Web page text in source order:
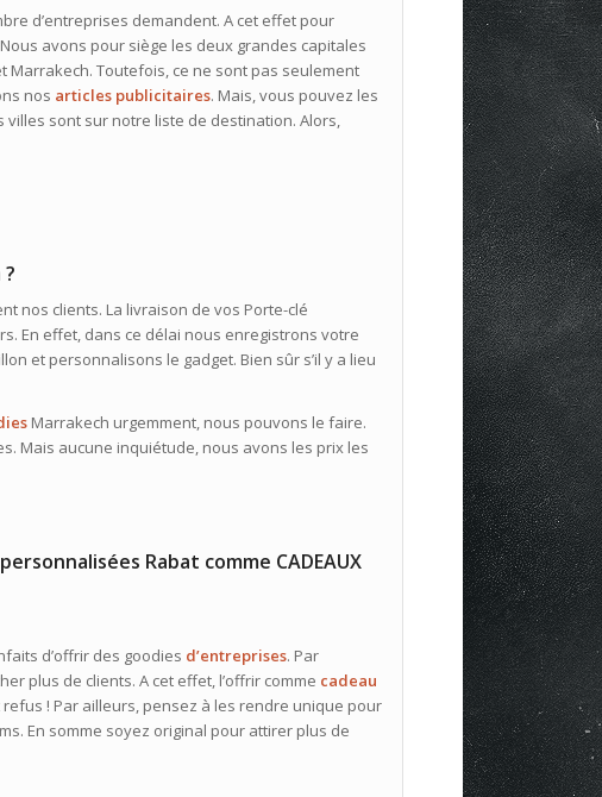
d’entreprises demandent. A cet effet pour
avons pour siège les deux grandes capitales
et Marrakech. Toutefois, ce ne sont pas seulement
nos articles publicitaires. Mais, vous pouvez les
villes sont sur notre liste de destination. Alors,
nos clients. La livraison de vos Porte-clé
En effet, dans ce délai nous enregistrons votre
et personnalisons le gadget. Bien sûr s’il y a lieu
Marrakech urgemment, nous pouvons le faire.
Mais aucune inquiétude, nous avons les prix les
Rabat comme CADEAUX
d’offrir des goodies d’entreprises. Par
plus de clients. A cet effet, l’offrir comme cadeau
! Par ailleurs, pensez à les rendre unique pour
En somme soyez original pour attirer plus de